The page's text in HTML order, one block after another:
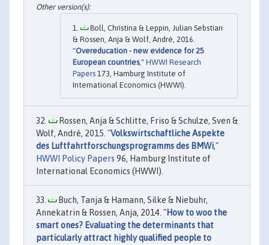
Boll, Christina & Leppin, Julian Sebstian
& Rossen, Anja & Wolf, André, 2016.
"Overeducation - new evidence for 25
European countries," HWWI Research
Papers 173, Hamburg Institute of
International Economics (HWWI).
Rossen, Anja & Schlitte, Friso & Schulze, Sven &
Wolf, André, 2015. "Volkswirtschaftliche Aspekte
des Luftfahrtforschungsprogramms des BMWi,"
HWWI Policy Papers 96, Hamburg Institute of
International Economics (HWWI).
Buch, Tanja & Hamann, Silke & Niebuhr,
Annekatrin & Rossen, Anja, 2014. "How to woo the
smart ones? Evaluating the determinants that
particularly attract highly qualified people to